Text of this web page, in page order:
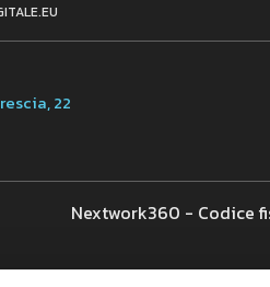
22
Nextwork360 - Codice